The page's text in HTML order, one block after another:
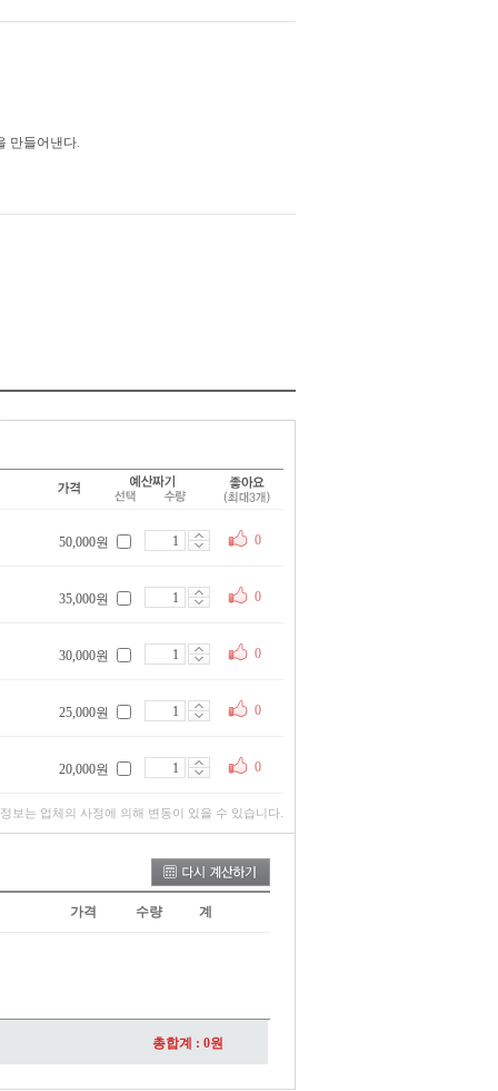
만들어낸다.
50,000원 0
35,000원 0
30,000원 0
25,000원 0
20,000원 0
보는 업체의 사정에 의해 변동이 있을 수 있습니다.
가격 수량 계
총합계 : 0원